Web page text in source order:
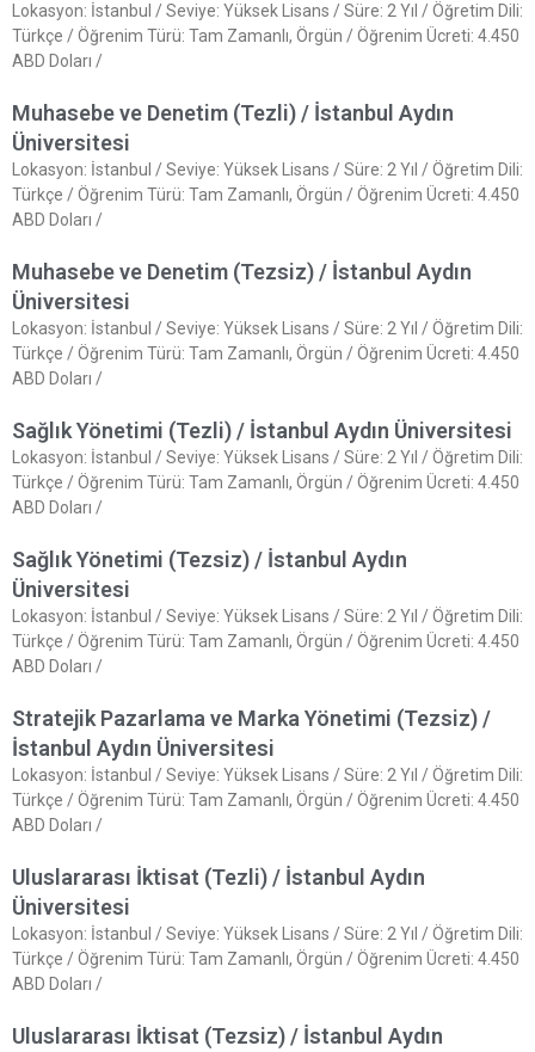
Lokasyon: İstanbul / Seviye: Yüksek Lisans / Süre: 2 Yıl / Öğretim Dili:
Türkçe / Öğrenim Türü: Tam Zamanlı, Örgün / Öğrenim Ücreti: 4.450
ABD Doları /
Muhasebe ve Denetim (Tezli) / İstanbul Aydın
Üniversitesi
Lokasyon: İstanbul / Seviye: Yüksek Lisans / Süre: 2 Yıl / Öğretim Dili:
Türkçe / Öğrenim Türü: Tam Zamanlı, Örgün / Öğrenim Ücreti: 4.450
ABD Doları /
Muhasebe ve Denetim (Tezsiz) / İstanbul Aydın
Üniversitesi
Lokasyon: İstanbul / Seviye: Yüksek Lisans / Süre: 2 Yıl / Öğretim Dili:
Türkçe / Öğrenim Türü: Tam Zamanlı, Örgün / Öğrenim Ücreti: 4.450
ABD Doları /
Sağlık Yönetimi (Tezli) / İstanbul Aydın Üniversitesi
Lokasyon: İstanbul / Seviye: Yüksek Lisans / Süre: 2 Yıl / Öğretim Dili:
Türkçe / Öğrenim Türü: Tam Zamanlı, Örgün / Öğrenim Ücreti: 4.450
ABD Doları /
Sağlık Yönetimi (Tezsiz) / İstanbul Aydın
Üniversitesi
Lokasyon: İstanbul / Seviye: Yüksek Lisans / Süre: 2 Yıl / Öğretim Dili:
Türkçe / Öğrenim Türü: Tam Zamanlı, Örgün / Öğrenim Ücreti: 4.450
ABD Doları /
Stratejik Pazarlama ve Marka Yönetimi (Tezsiz) /
İstanbul Aydın Üniversitesi
Lokasyon: İstanbul / Seviye: Yüksek Lisans / Süre: 2 Yıl / Öğretim Dili:
Türkçe / Öğrenim Türü: Tam Zamanlı, Örgün / Öğrenim Ücreti: 4.450
ABD Doları /
Uluslararası İktisat (Tezli) / İstanbul Aydın
Üniversitesi
Lokasyon: İstanbul / Seviye: Yüksek Lisans / Süre: 2 Yıl / Öğretim Dili:
Türkçe / Öğrenim Türü: Tam Zamanlı, Örgün / Öğrenim Ücreti: 4.450
ABD Doları /
Uluslararası İktisat (Tezsiz) / İstanbul Aydın